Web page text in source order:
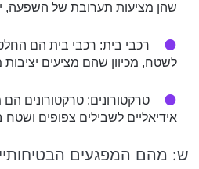
שהן מציעות תערובת של השפעה,
רכבי בית: רכבי בית הם
לשטח, מכיוון שהם מציעים יציבות
טרקטורונים: טרקטורונים הם
אידיאליים לשבילים צפופים ושטח
ש: מהם המפגעים